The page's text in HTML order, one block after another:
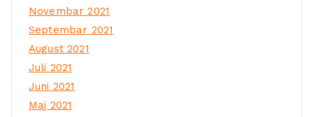
Novembar 2021
Septembar 2021
August 2021
Juli 2021
Juni 2021
Maj 2021